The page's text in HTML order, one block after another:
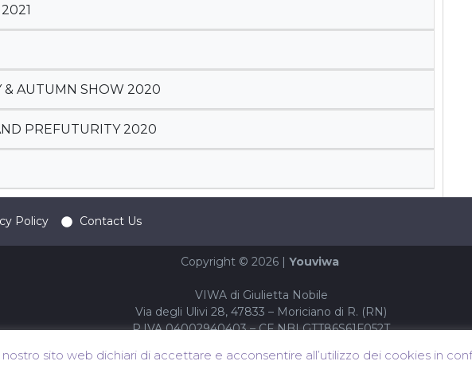
& AUTUMN SHOW 2020
PREFUTURITY 2020
Policy Contact Us
Copyright © 2026 | Youviwa
VIWA di Giulietta Nobile
Via degli Ulivi 28, 47833 – Moriciano di R. (RN)
P.IVA 04002940403 – CF NBLGTT86S61F052T
sito web dichiari di accettare e acconsentire all’utilizzo dei cookies in